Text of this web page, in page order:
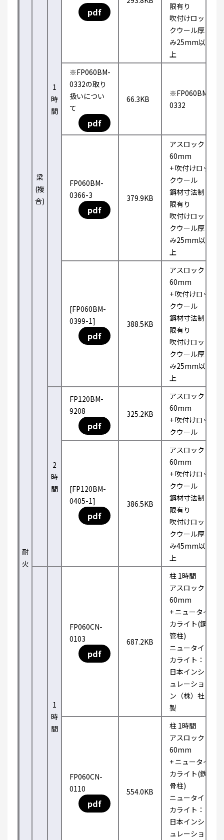
耐
火
梁
(複
合)
1
時
間
pdf
限有り
吹付けロッ
クウール厚
み25mm以
上
※FP060BM-
0332の取り
扱いについ
て
pdf
66.3KB
※FP060BM-
0332
FP060BM-
0366-3
pdf
379.9KB
アスロック
60mm
+ 吹付けロッ
クウール
鋼材寸法制
限有り
吹付けロッ
クウール厚
み25mm以
上
[FP060BM-
0399-1]
pdf
388.5KB
アスロック
60mm
+ 吹付けロッ
クウール
鋼材寸法制
限有り
吹付けロッ
クウール厚
み25mm以
上
2
時
間
FP120BM-
9208
pdf
325.2KB
アスロック
60mm
+ 吹付けロッ
クウール
[FP120BM-
0405-1]
pdf
386.5KB
アスロック
60mm
+ 吹付けロッ
クウール
鋼材寸法制
限有り
吹付けロッ
クウール厚
み45mm以
上
1
時
間
FP060CN-
0103
pdf
687.2KB
柱 1時間
アスロック
60mm
+ ニュータイ
カライト(鋼
管柱)
ニュータイ
カライト：
日本インシ
ュレーショ
ン（株）社
製
FP060CN-
0110
pdf
554.0KB
柱 1時間
アスロック
60mm
+ ニュータイ
カライト(鉄
骨柱)
ニュータイ
カライト：
日本インシ
ュレーショ